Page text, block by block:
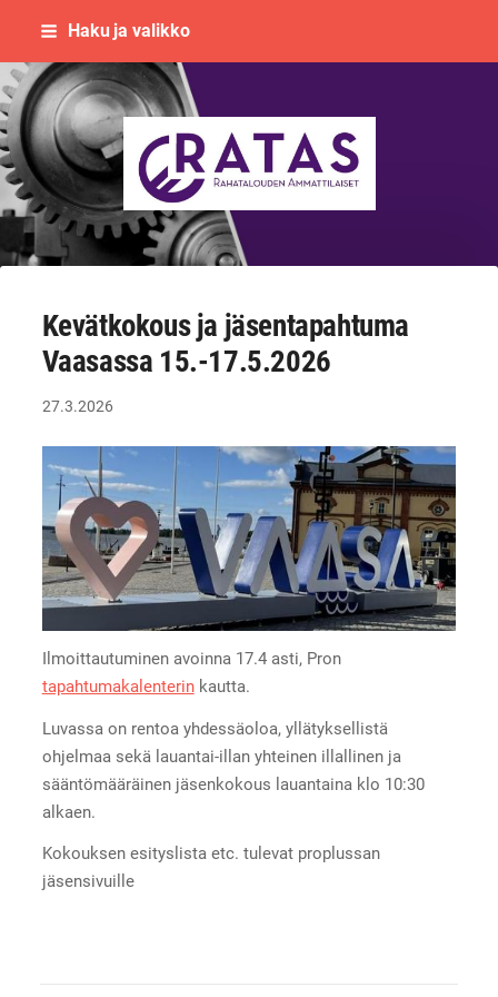
Siirry
sisältöön
Haku ja valikko
Rahatalouden ammattilaiset
Kevätkokous ja jäsentapahtuma
Vaasassa 15.-17.5.2026
27.3.2026
Ilmoittautuminen avoinna 17.4 asti, Pron
tapahtumakalenterinkautta.
Luvassa on rentoa yhdessäoloa, yllätyksellistä
ohjelmaa sekä lauantai-illan yhteinen illallinen ja
sääntömääräinen jäsenkokous lauantaina klo 10:30
alkaen.
Kokouksen esityslista etc. tulevat proplussan
jäsensivuille